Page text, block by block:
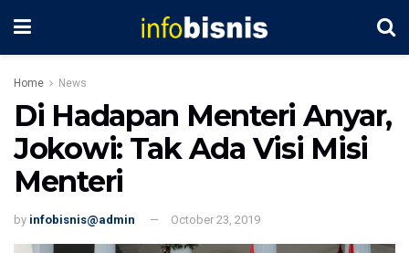
Home News
Di Hadapan Menteri Anyar,
Jokowi: Tak Ada Visi Misi
Menteri
by infobisnis@admin October 23, 2019